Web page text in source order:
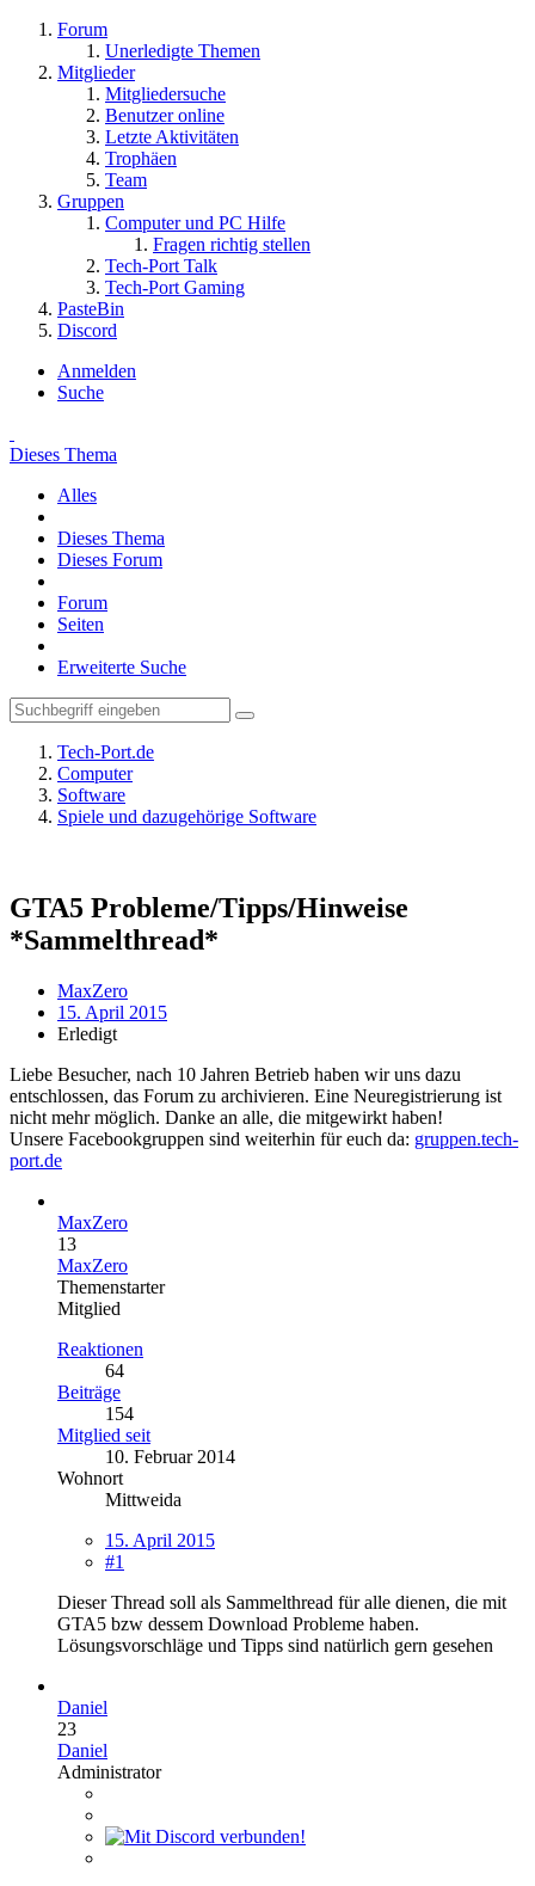
Forum
Unerledigte Themen
Mitglieder
Mitgliedersuche
Benutzer online
Letzte Aktivitäten
Trophäen
Team
Gruppen
Computer und PC Hilfe
Fragen richtig stellen
Tech-Port Talk
Tech-Port Gaming
PasteBin
Discord
Anmelden
Suche
Dieses Thema
Alles
Dieses Thema
Dieses Forum
Forum
Seiten
Erweiterte Suche
Tech-Port.de
Computer
Software
Spiele und dazugehörige Software
GTA5 Probleme/Tipps/Hinweise
*Sammelthread*
MaxZero
15. April 2015
Erledigt
Liebe Besucher, nach 10 Jahren Betrieb haben wir uns dazu
entschlossen, das Forum zu archivieren. Eine Neuregistrierung ist
nicht mehr möglich. Danke an alle, die mitgewirkt haben!
Unsere Facebookgruppen sind weiterhin für euch da: gruppen.tech-
port.de
MaxZero
13
MaxZero
Themenstarter
Mitglied
Reaktionen
64
Beiträge
154
Mitglied seit
10. Februar 2014
Wohnort
Mittweida
15. April 2015
#1
Dieser Thread soll als Sammelthread für alle dienen, die mit
GTA5 bzw dessem Download Probleme haben.
Lösungsvorschläge und Tipps sind natürlich gern gesehen
Daniel
23
Daniel
Administrator